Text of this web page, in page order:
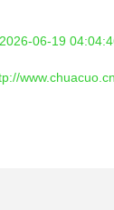
06-19